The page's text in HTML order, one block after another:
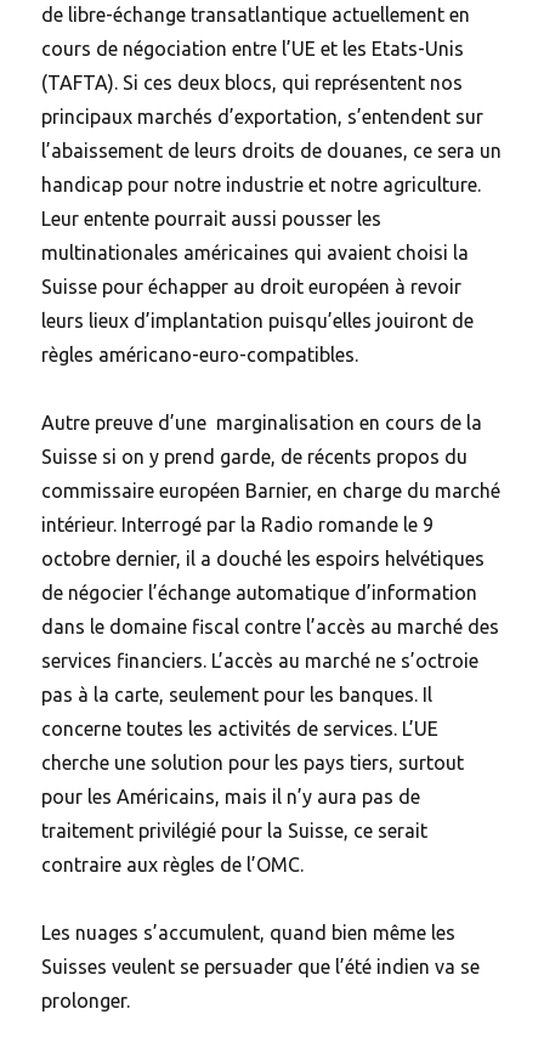
de libre-échange transatlantique actuellement en
cours de négociation entre l’UE et les Etats-Unis
(TAFTA). Si ces deux blocs, qui représentent nos
principaux marchés d’exportation, s’entendent sur
l’abaissement de leurs droits de douanes, ce sera un
handicap pour notre industrie et notre agriculture.
Leur entente pourrait aussi pousser les
multinationales américaines qui avaient choisi la
Suisse pour échapper au droit européen à revoir
leurs lieux d’implantation puisqu’elles jouiront de
règles américano-euro-compatibles.
Autre preuve d’une marginalisation en cours de la
Suisse si on y prend garde, de récents propos du
commissaire européen Barnier, en charge du marché
intérieur. Interrogé par la Radio romande le 9
octobre dernier, il a douché les espoirs helvétiques
de négocier l’échange automatique d’information
dans le domaine fiscal contre l’accès au marché des
services financiers. L’accès au marché ne s’octroie
pas à la carte, seulement pour les banques. Il
concerne toutes les activités de services. L’UE
cherche une solution pour les pays tiers, surtout
pour les Américains, mais il n’y aura pas de
traitement privilégié pour la Suisse, ce serait
contraire aux règles de l’OMC.
Les nuages s’accumulent, quand bien même les
Suisses veulent se persuader que l’été indien va se
prolonger.